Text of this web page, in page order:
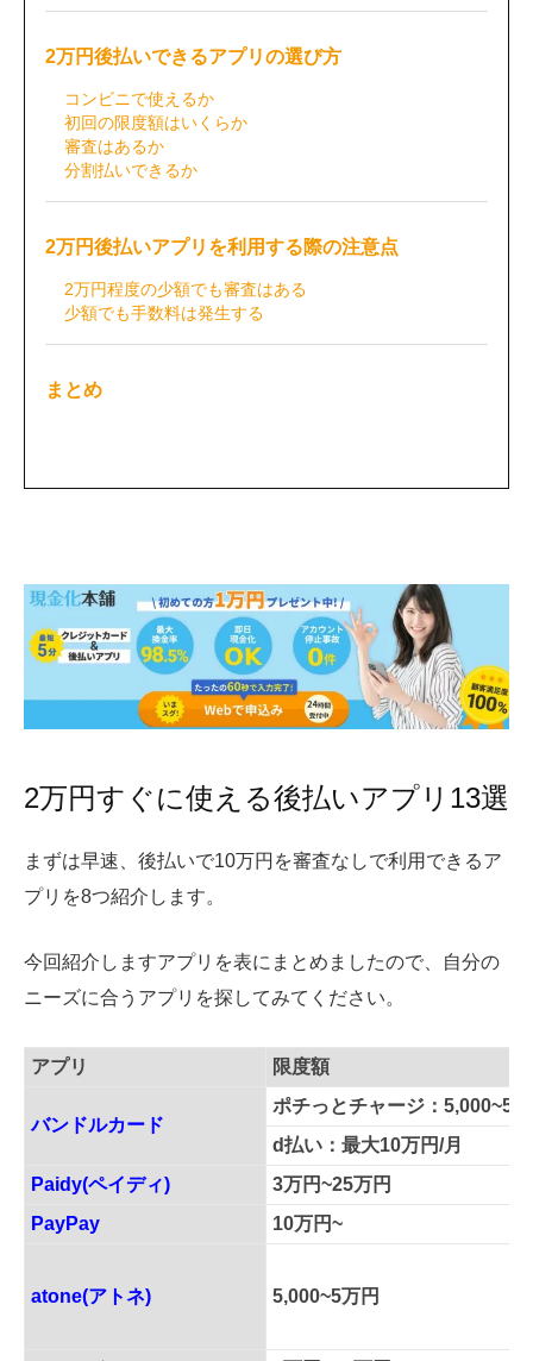
2万円後払いできるアプリの選び方
コンビニで使えるか
初回の限度額はいくらか
審査はあるか
分割払いできるか
2万円後払いアプリを利用する際の注意点
2万円程度の少額でも審査はある
少額でも手数料は発生する
まとめ
2万円すぐに使える後払いアプリ13選
まずは早速、後払いで10万円を審査なしで利用できるア
プリを8つ紹介します。
今回紹介しますアプリを表にまとめましたので、自分の
ニーズに合うアプリを探してみてください。
アプリ 限度額
バンドルカード
ポチっとチャージ：
d払い：最大10万円/月
Paidy(ペイディ)
3万円~25万円
PayPay
10万円~
atone(アトネ) 5,000~5万円